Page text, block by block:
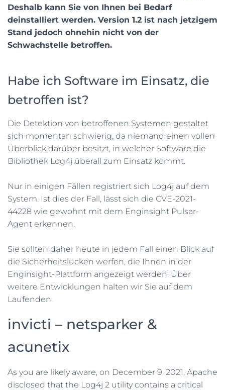
Deshalb kann Sie von Ihnen bei Bedarf
deinstalliert werden. Version 1.2 ist nach jetzigem
Stand jedoch ohnehin nicht von der
Schwachstelle betroffen.
Habe ich Software im Einsatz, die
betroffen ist?
Die Detektion von betroffenen Systemen gestaltet
sich momentan schwierig, da niemand einen vollen
Überblick darüber besitzt, in welcher Software die
Bibliothek Log4j überall zum Einsatz kommt.
Nur in einigen Fällen registriert sich Log4j auf dem
System. Ist dies der Fall, lässt sich die CVE-2021-
44228 wie gewohnt mit dem Enginsight Pulsar-
Agent erkennen.
Sie sollten daher heute in jedem Fall einen Blick auf
die Sicherheitslücken werfen, die Ihnen in der
Enginsight-Plattform angezeigt werden. Über
weitere Entwicklungen halten wir Sie auf dem
Laufenden.
invicti – netsparker &
acunetix
As you are likely aware, on December 9, 2021, Apache
disclosed that the Log4j 2 utility contains a critical